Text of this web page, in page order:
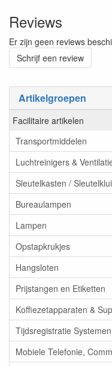
Artikelgroepen
Facilitaire artikelen
Transportmiddelen
Luchtreinigers &
Sleutelkasten /
Bureaulampen
Lampen
Opstapkrukjes
Hangsloten
Prijstangen en Etiketten
Koffiezetapparaten &
Tijdsregistratie Systemen
Mobiele Telefonie,
Reviews
Er zijn geen reviews
Schrijf een review